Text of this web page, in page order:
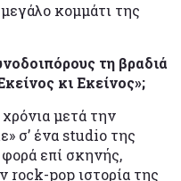
κομμάτι της
τη βραδιά
κι Εκείνος»;
μετά την
σ’ ένα studio της
επί σκηνής,
rock-pop ιστορία της